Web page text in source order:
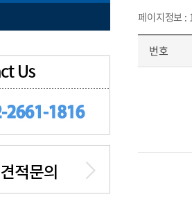
페이지정보 :
번호